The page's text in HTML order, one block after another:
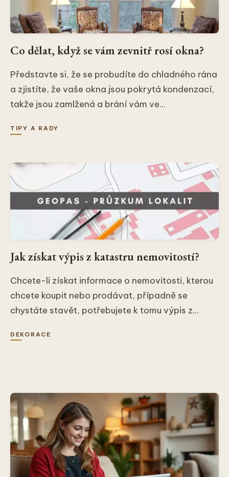
Co dělat, když se vám zevnitř rosí okna?
Představte si, že se probudíte do chladného rána
a zjistíte, že vaše okna jsou pokrytá kondenzací,
takže jsou zamlžená a brání vám ve...
TIPY A RADY
Jak získat výpis z katastru nemovitostí?
Chcete-li získat informace o nemovitosti, kterou
chcete koupit nebo prodávat, případně se
chystáte stavět, potřebujete k tomu výpis z...
DEKORACE